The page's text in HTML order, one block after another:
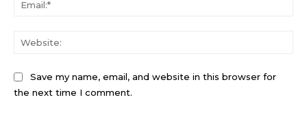
Save my name, email, and website in this browser for
the next time I comment.